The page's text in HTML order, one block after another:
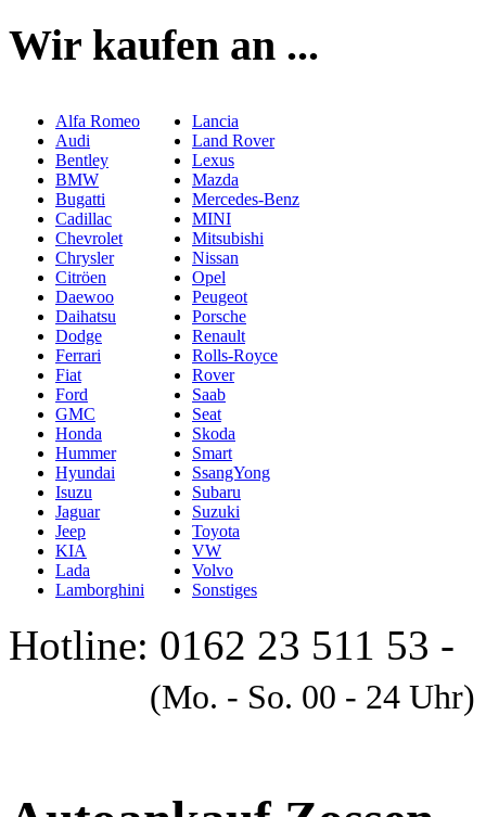
Wir kaufen an ...
Alfa Romeo
Audi
Bentley
BMW
Bugatti
Cadillac
Chevrolet
Chrysler
Citröen
Daewoo
Daihatsu
Dodge
Ferrari
Fiat
Ford
GMC
Honda
Hummer
Hyundai
Isuzu
Jaguar
Jeep
KIA
Lada
Lamborghini
Lancia
Land Rover
Lexus
Mazda
Mercedes-Benz
MINI
Mitsubishi
Nissan
Opel
Peugeot
Porsche
Renault
Rolls-Royce
Rover
Saab
Seat
Skoda
Smart
SsangYong
Subaru
Suzuki
Toyota
VW
Volvo
Sonstiges
Hotline: 0162 23 511 53 -
(Mo. - So. 00 - 24 Uhr)